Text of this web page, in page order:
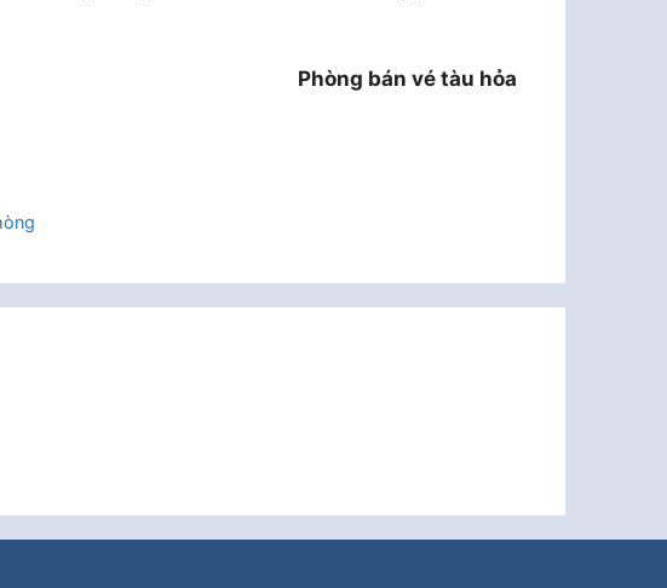
Phòng bán vé tàu hỏa